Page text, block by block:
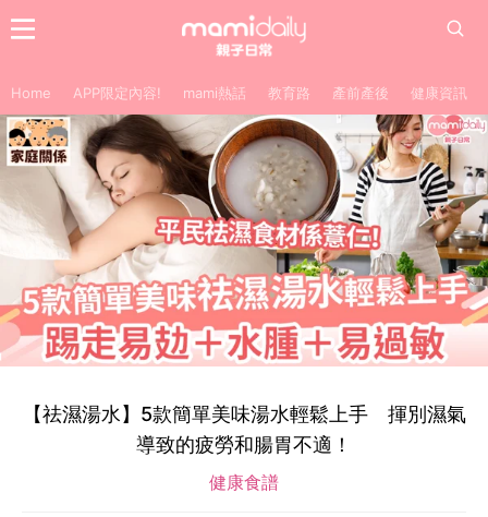
Home APP限定內容! mami熱話 教育路 產前產後 健康資訊
【祛濕湯水】5款簡單美味湯水輕鬆上手 揮別濕氣
導致的疲勞和腸胃不適！
健康食譜